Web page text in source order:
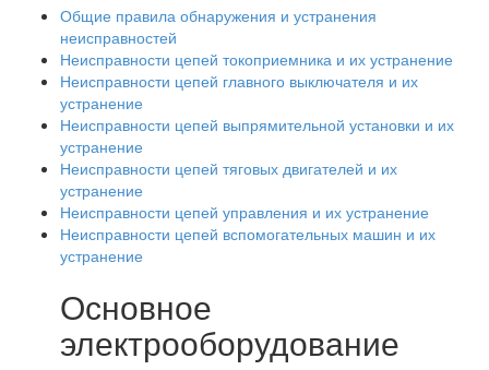
Общие правила обнаружения и устранения
неисправностей
Неисправности цепей токоприемника и их устранение
Неисправности цепей главного выключателя и их
устранение
Неисправности цепей выпрямительной установки и их
устранение
Неисправности цепей тяговых двигателей и их
устранение
Неисправности цепей управления и их устранение
Неисправности цепей вспомогательных машин и их
устранение
Основное
электрооборудование